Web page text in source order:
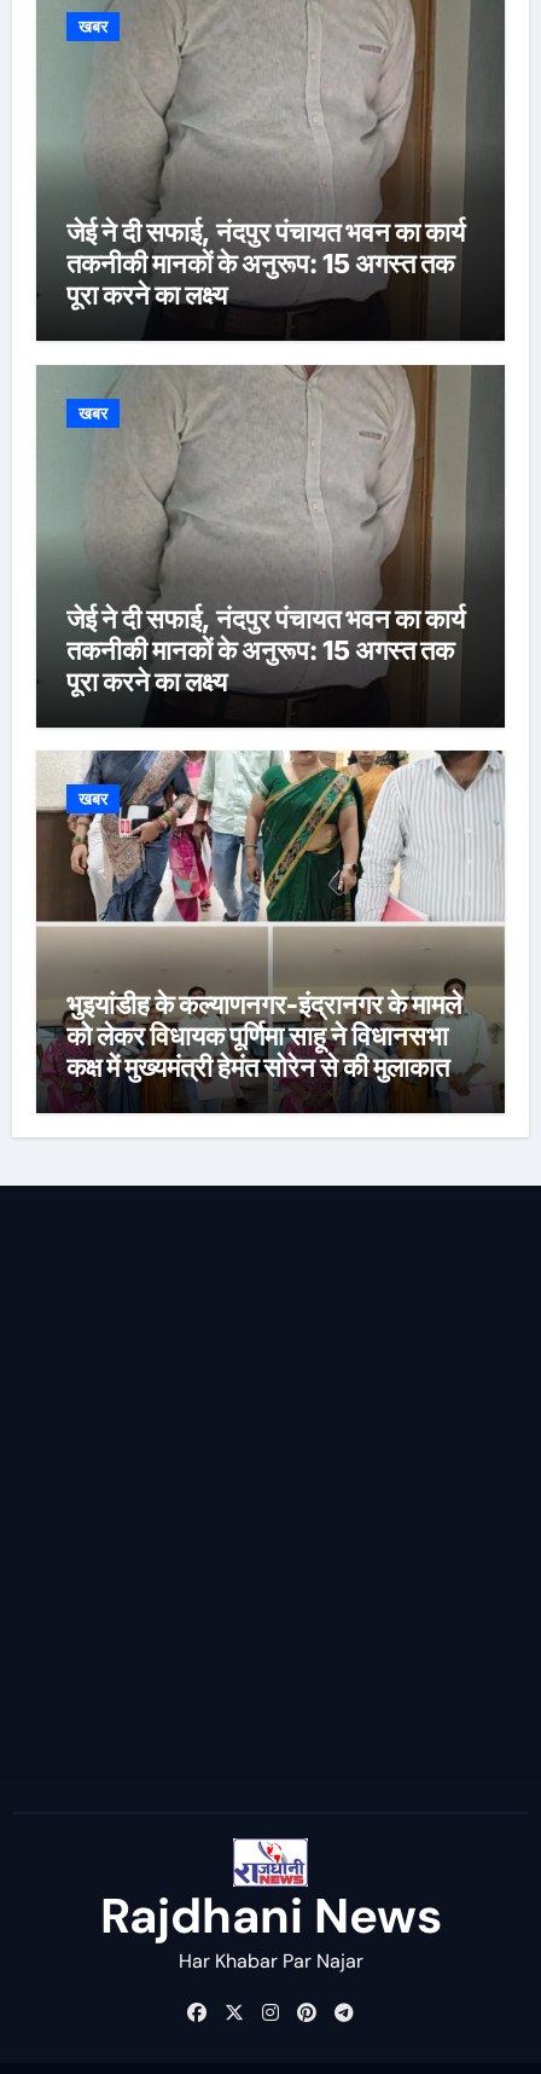
खबर
जेई ने दी सफाई, नंदपुर पंचायत भवन का कार्य
तकनीकी मानकों के अनुरूप: 15 अगस्त तक
पूरा करने का लक्ष्य
खबर
जेई ने दी सफाई, नंदपुर पंचायत भवन का कार्य
तकनीकी मानकों के अनुरूप: 15 अगस्त तक
पूरा करने का लक्ष्य
खबर
भुइयांडीह के कल्याणनगर-इंद्रानगर के मामले
को लेकर विधायक पूर्णिमा साहू ने विधानसभा
कक्ष में मुख्यमंत्री हेमंत सोरेन से की मुलाकात,
कार्रवाई स्थगित करने व पुनर्वास की रखी मांग,
बस्तीवासी भी रहे मौजूद
Rajdhani News
Har Khabar Par Najar